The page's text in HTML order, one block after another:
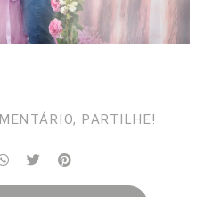
PARTILHE!